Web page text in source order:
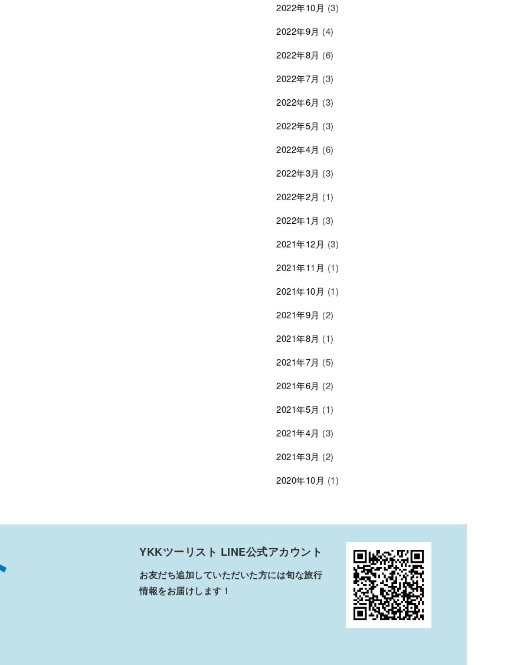
2022年10月 (3)
2022年9月 (4)
2022年8月 (6)
2022年7月 (3)
2022年6月 (3)
2022年5月 (3)
2022年4月 (6)
2022年3月 (3)
2022年2月 (1)
2022年1月 (3)
2021年12月 (3)
2021年11月 (1)
2021年10月 (1)
2021年9月 (2)
2021年8月 (1)
2021年7月 (5)
2021年6月 (2)
2021年5月 (1)
2021年4月 (3)
2021年3月 (2)
2020年10月 (1)
YKKツーリスト LINE公式アカウント
お友だち追加していただいた方には旬な旅行
情報をお届けします！